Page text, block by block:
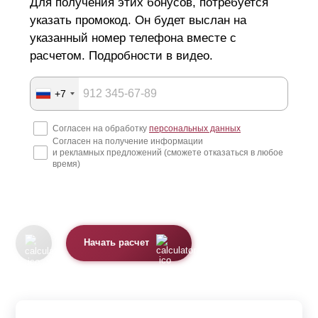
указать промокод. Он будет выслан на
указанный номер телефона вместе с
расчетом. Подробности в видео.
+7
Согласен на обработку персональных данных
Согласен на получение информации
и рекламных предложений (сможете отказаться в любое
время)
Начать расчет